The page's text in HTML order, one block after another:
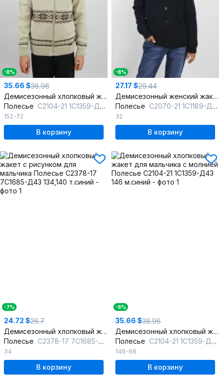
-8%
35.66 $38.96
Демисезонный хлопковый жакет для мальчика с молнией
Полесье С2104-21 1С1359-Д43 152 слоновая_кость
152-72
В корзину
-8%
27.17 $29.44
Демисезонный женский жакет вязаный на каждый день
Полесье С2070-21 1С1189-Д43 122,128 т.синий
32
В корзину
-7%
24.72 $26.7
Демисезонный хлопковый жакет с рисунком для мальчика
Полесье С2378-17 7С1685-Д43 134,140 т.синий
34
В корзину
-8%
35.66 $38.96
Демисезонный хлопковый жакет для мальчика с молнией
Полесье С2104-21 1С1359-Д43 146 м.синий
146-68
В корзину